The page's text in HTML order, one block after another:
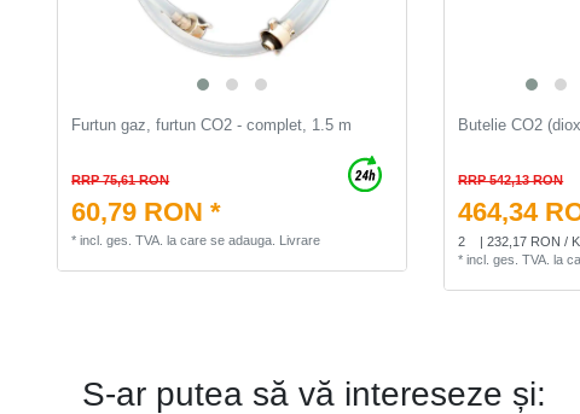
Furtun gaz, furtun CO2 - complet, 1.5 m
RRP 75,61 RON
60,79 RON *
*incl. ges. TVA. la care se adauga. Livrare
Butelie CO2
RRP 542,13 RON
464,34
2
| 232,17 RON /
*incl. ges. TVA. la
S-ar putea să vă intereseze și: